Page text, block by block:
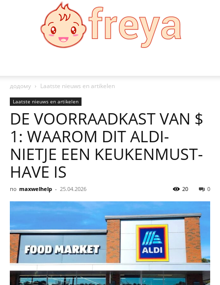
додому
Laatste nieuws en artikelen
Laatste nieuws en artikelen
DE VOORRAADKAST VAN $
1: WAAROM DIT ALDI-
NIETJE EEN KEUKENMUST-
HAVE IS
по maxwelhelp - 25.04.2026 0
20